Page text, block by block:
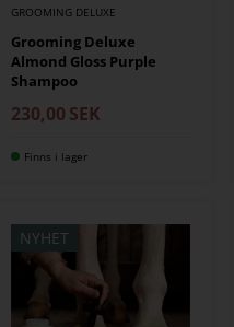
GROOMING DELUXE
Grooming Deluxe
Almond Gloss Purple
Shampoo
230,00 SEK
Finns i lager
NYHET